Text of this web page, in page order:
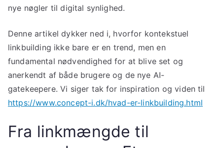
nye nøgler til digital synlighed.
Denne artikel dykker ned i, hvorfor kontekstuel
linkbuilding ikke bare er en trend, men en
fundamental nødvendighed for at blive set og
anerkendt af både brugere og de nye AI-
gatekeepere. Vi siger tak for inspiration og viden til
https://www.concept-i.dk/hvad-er-linkbuilding.html
Fra linkmængde til